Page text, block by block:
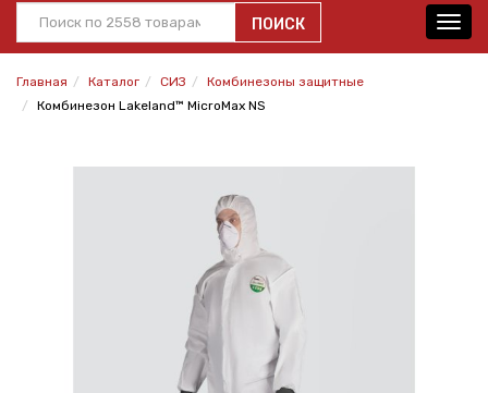
ПОИСК
Главная Каталог СИЗ
Комбинезоны защитные
Комбинезон Lakeland™ MicroMax NS